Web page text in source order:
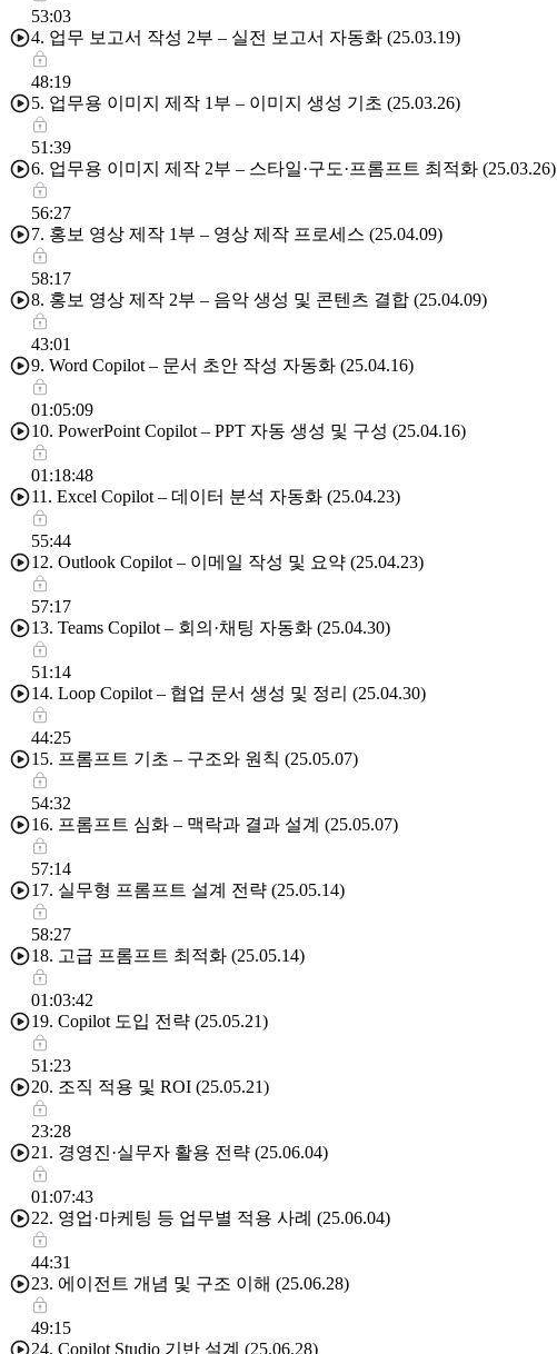
53:03
4. 업무 보고서 작성 2부 – 실전 보고서 자동화 (25.03.19)
48:19
5. 업무용 이미지 제작 1부 – 이미지 생성 기초 (25.03.26)
51:39
6. 업무용 이미지 제작 2부 – 스타일·구도·프롬프트 최적화 (25.03.26)
56:27
7. 홍보 영상 제작 1부 – 영상 제작 프로세스 (25.04.09)
58:17
8. 홍보 영상 제작 2부 – 음악 생성 및 콘텐츠 결합 (25.04.09)
43:01
9. Word Copilot – 문서 초안 작성 자동화 (25.04.16)
01:05:09
10. PowerPoint Copilot – PPT 자동 생성 및 구성 (25.04.16)
01:18:48
11. Excel Copilot – 데이터 분석 자동화 (25.04.23)
55:44
12. Outlook Copilot – 이메일 작성 및 요약 (25.04.23)
57:17
13. Teams Copilot – 회의·채팅 자동화 (25.04.30)
51:14
14. Loop Copilot – 협업 문서 생성 및 정리 (25.04.30)
44:25
15. 프롬프트 기초 – 구조와 원칙 (25.05.07)
54:32
16. 프롬프트 심화 – 맥락과 결과 설계 (25.05.07)
57:14
17. 실무형 프롬프트 설계 전략 (25.05.14)
58:27
18. 고급 프롬프트 최적화 (25.05.14)
01:03:42
19. Copilot 도입 전략 (25.05.21)
51:23
20. 조직 적용 및 ROI (25.05.21)
23:28
21. 경영진·실무자 활용 전략 (25.06.04)
01:07:43
22. 영업·마케팅 등 업무별 적용 사례 (25.06.04)
44:31
23. 에이전트 개념 및 구조 이해 (25.06.28)
49:15
24. Copilot Studio 기반 설계 (25.06.28)